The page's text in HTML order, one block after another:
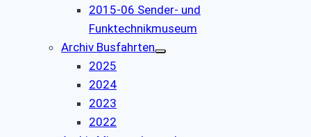
2015-06 Sender- und
Funktechnikmuseum
Archiv Busfahrten
2025
2024
2023
2022